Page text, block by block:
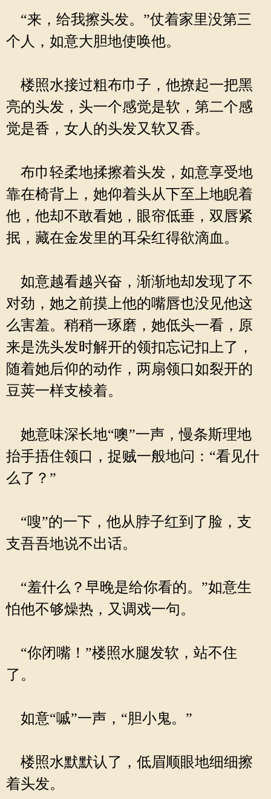
“来，给我擦头发。”仗着家里没第三
个人，如意大胆地使唤他。
楼照水接过粗布巾子，他撩起一把黑
亮的头发，头一个感觉是软，第二个感
觉是香，女人的头发又软又香。
布巾轻柔地揉擦着头发，如意享受地
靠在椅背上，她仰着头从下至上地睨着
他，他却不敢看她，眼帘低垂，双唇紧
抿，藏在金发里的耳朵红得欲滴血。
如意越看越兴奋，渐渐地却发现了不
对劲，她之前摸上他的嘴唇也没见他这
么害羞。稍稍一琢磨，她低头一看，原
来是洗头发时解开的领扣忘记扣上了，
随着她后仰的动作，两扇领口如裂开的
豆荚一样支棱着。
她意味深长地“噢”一声，慢条斯理地
抬手捂住领口，捉贼一般地问：“看见什
么了？”
“嗖”的一下，他从脖子红到了脸，支
支吾吾地说不出话。
“羞什么？早晚是给你看的。”如意生
怕他不够燥热，又调戏一句。
“你闭嘴！”楼照水腿发软，站不住
了。
如意“嘁”一声，“胆小鬼。”
楼照水默默认了，低眉顺眼地细细擦
着头发。